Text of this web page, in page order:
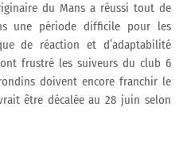
du Mans a réussi tout de
une période difficile pour les
de réaction et d’adaptabilité
frustré les suiveurs du club 6
doivent encore franchir le
être décalée au 28 juin selon